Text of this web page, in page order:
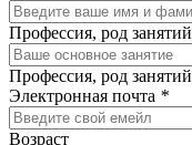
Профессия, род занятий
Профессия, род занятий
Электронная почта *
Возраст